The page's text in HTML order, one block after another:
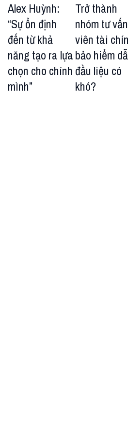
Alex Huỳnh:
“Sự ổn định
đến từ khả
năng tạo ra lựa
chọn cho chính
mình”
Trở thành
nhóm tư vấn
viên tài
bảo hiểm
đầu liệu có
khó?